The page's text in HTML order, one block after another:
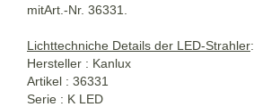
mitArt.-Nr. 36331.
Lichttechniche Details der LED-Strahler:
Hersteller : Kanlux
Artikel : 36331
Serie : K LED